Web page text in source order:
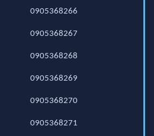
0905368266
0905368267
0905368268
0905368269
0905368270
0905368271